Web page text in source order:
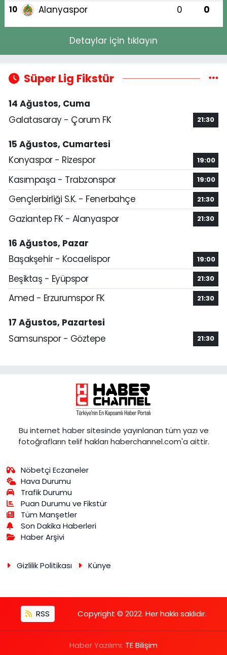
10 Alanyaspor 0 0
Detaylar için tıklayın
Süper Lig Fikstür
14 Ağustos, Cuma
Galatasaray - Çorum FK
21:30
15 Ağustos, Cumartesi
Konyaspor - Rizespor
19:00
Kasımpaşa - Trabzonspor 19:00
Gençlerbirliği S.K. - Fenerbahçe 21:30
Gaziantep FK - Alanyaspor 21:30
16 Ağustos, Pazar
Başakşehir - Kocaelispor
19:00
Beşiktaş - Eyüpspor 21:30
Amed - Erzurumspor FK 21:30
17 Ağustos, Pazartesi
Samsunspor - Göztepe
21:30
Bu internet haber sitesinde yayınlanan tüm yazı ve
fotoğrafların telif hakları haberchannel.com'a aittir.
Nöbetçi Eczaneler
Hava Durumu
Trafik Durumu
Puan Durumu ve Fikstür
Tüm Manşetler
Son Dakika Haberleri
Haber Arşivi
Gizlilik Politikası Künye
RSS Copyright © 2022. Her hakkı saklıdır.
Haber Yazılımı: TE Bilişim